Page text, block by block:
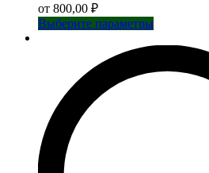
от 800,00 ₽
Выберите параметрыЭтот
вариаций.